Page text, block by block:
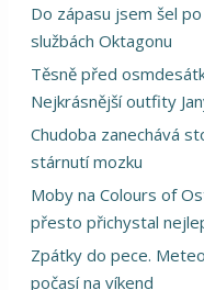
Do zápasu jsem šel
službách Oktagonu
Těsně před
Nejkrásnější outfity
Chudoba zanechává
stárnutí mozku
Moby na Colours of
přesto přichystal
Zpátky do pece.
počasí na víkend